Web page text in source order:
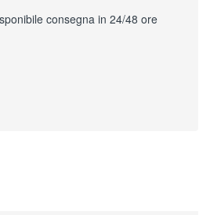
consegna in 24/48 ore